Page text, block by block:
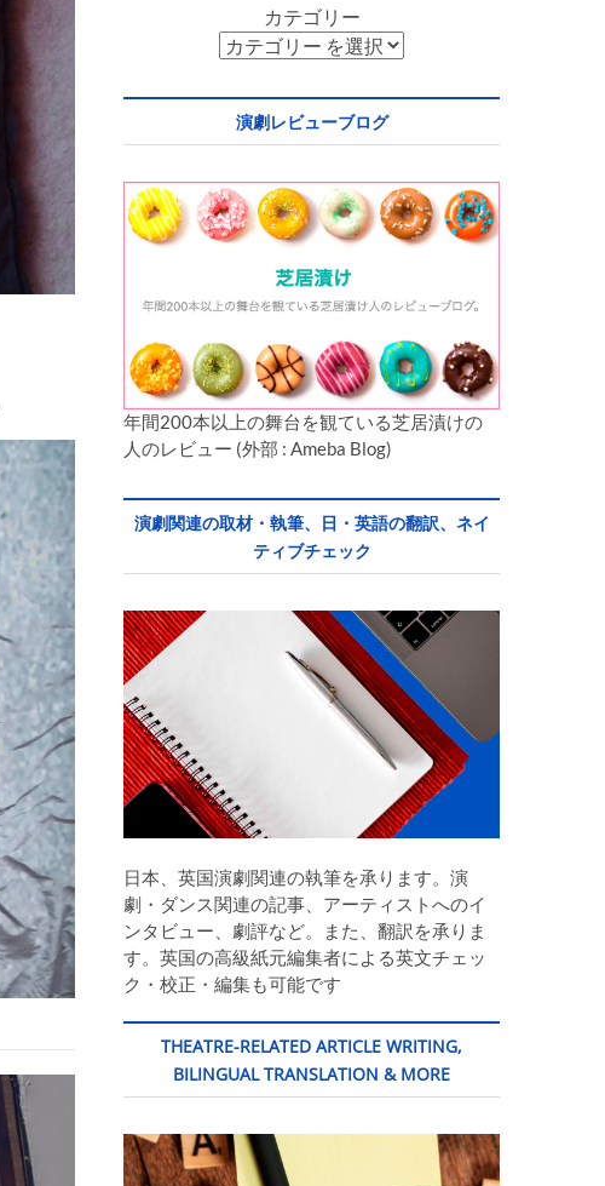
カテゴリー
演劇レビューブログ
年間200本以上の舞台を観ている芝居漬けの
人のレビュー (外部 : Ameba Blog)
演劇関連の取材・執筆、日・英語の翻訳、ネイ
ティブチェック
日本、英国演劇関連の執筆を承ります。演
劇・ダンス関連の記事、アーティストへのイ
ンタビュー、劇評など。また、翻訳を承りま
す。英国の高級紙元編集者による英文チェッ
ク・校正・編集も可能です
THEATRE-RELATED ARTICLE WRITING,
BILINGUAL TRANSLATION & MORE